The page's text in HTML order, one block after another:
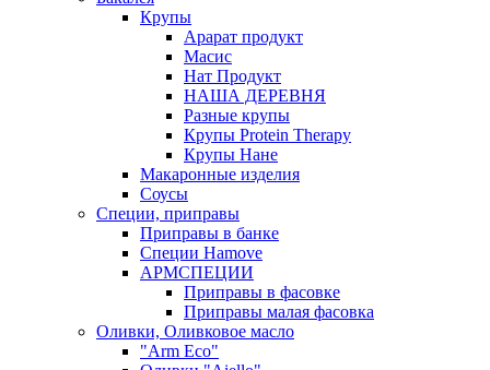
Крупы
Арарат продукт
Масис
Нат Продукт
НАША ДЕРЕВНЯ
Разные крупы
Крупы Protein Therapy
Крупы Нане
Макаронные изделия
Соусы
Специи, приправы
Приправы в банке
Специи Hamove
АРМСПЕЦИИ
Приправы в фасовке
Приправы малая фасовка
Оливки, Оливковое масло
"Arm Eco"